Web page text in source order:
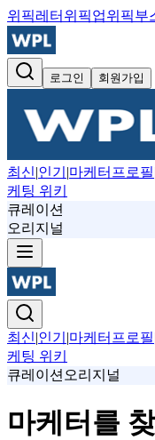
위픽레터 위픽업위픽부
로그인 회원가입
최신|인기 |마케터프로필
케팅 위키
큐레이션
오리지널
최신|인기 |마케터프로필
케팅 위키
큐레이션 오리지널
마케터를